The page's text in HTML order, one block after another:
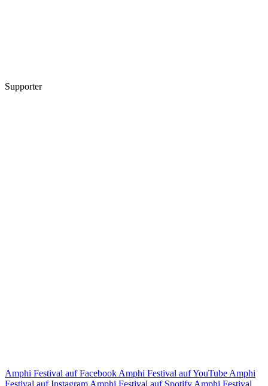
Supporter
Amphi Festival auf Facebook Amphi Festival auf YouTube Amphi
Festival auf Instagram Amphi Festival auf Spotify Amphi Festival